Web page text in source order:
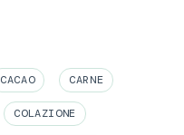
CACAO CARNE
COLAZIONE